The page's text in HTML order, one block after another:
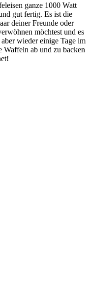
ganze 1000 Watt
gut fertig. Es ist die
deiner Freunde oder
möchtest und es
wieder einige Tage im
Waffeln ab und zu backen